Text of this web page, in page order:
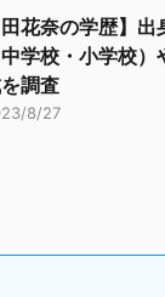
田花奈の学歴】
学校・小学校）
調査
8/27